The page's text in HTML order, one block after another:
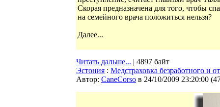
Скорая предназначена для того, чтобы
на семейного врача положиться нельзя?
Далее...
Читать дальше... | 4897 байт
Эстония : Медстраховка безработного и
Автор: CaneCorso в 24/10/2009 23:20:00 (